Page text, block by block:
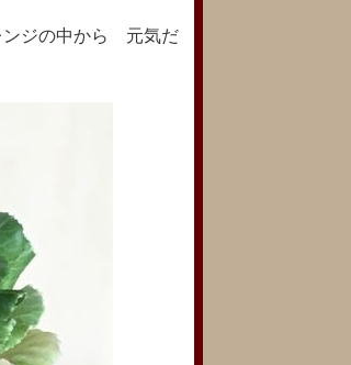
ジの中から 元気だ